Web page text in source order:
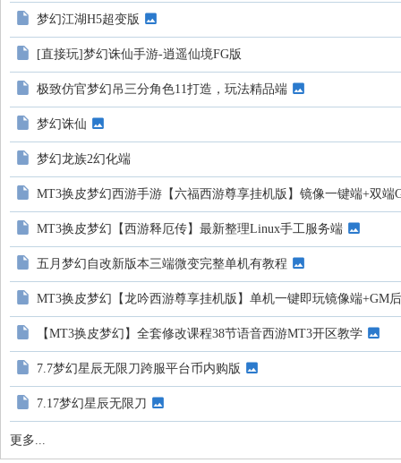
梦幻江湖H5超变版
[直接玩]梦幻诛仙手游-逍遥仙境FG版
极致仿官梦幻吊三分角色11打造，玩法精品端
梦幻诛仙
梦幻龙族2幻化端
MT3换皮梦幻西游手游【六福西游尊享挂机版】镜像一键端+双端
MT3换皮梦幻【西游释厄传】最新整理Linux手工服务端
五月梦幻自改新版本三端微变完整单机有教程
MT3换皮梦幻【龙吟西游尊享挂机版】单机一键即玩镜像端+GM
【MT3换皮梦幻】全套修改课程38节语音西游MT3开区教学
7.7梦幻星辰无限刀跨服平台币内购版
7.17梦幻星辰无限刀
更多...